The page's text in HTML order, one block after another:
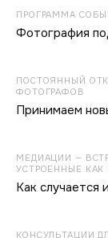
ПРОГРАММА
Фотография
ПОСТОЯННЫЙ
ФОТОГРАФОВ
Принимаем
МЕДИАЦИИ —
УСТРОЕННЫЕ
Как случается
КОНСУЛЬТАЦИИ